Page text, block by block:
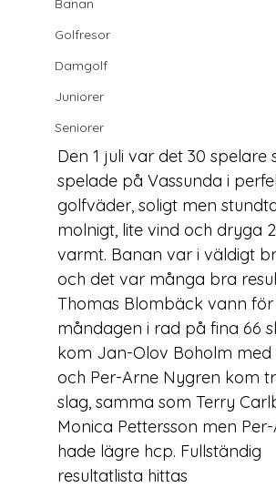
Banan
Golfresor
Damgolf
Juniorer
Seniorer
Den 1 juli var det 30 spelare
spelade på Vassunda i
golfväder, soligt men
molnigt, lite vind och dryga
varmt. Banan var i väldigt
och det var många bra
Thomas Blombäck vann
måndagen i rad på fina 66
kom Jan-Olov Boholm med
och Per-Arne Nygren kom
slag, samma som Terry
Monica Pettersson men
hade lägre hcp. Fullständig
resultatlista hittas